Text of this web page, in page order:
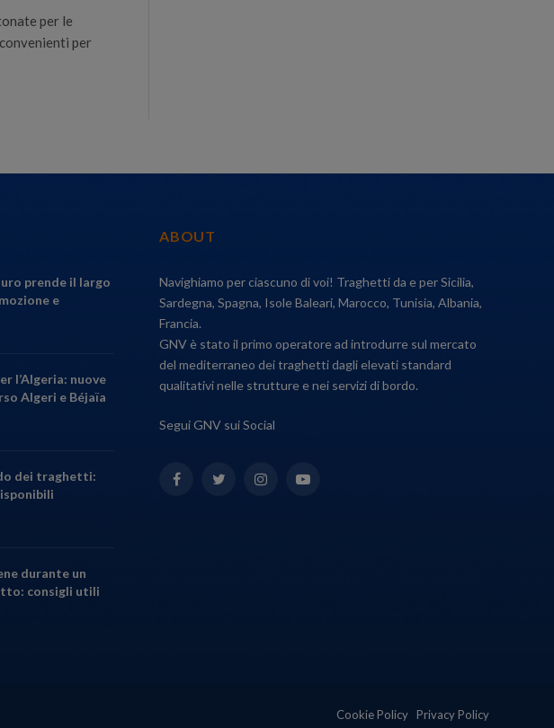
per le
per
prende il largo
e
l’Algeria: nuove
Algeri e Béjaïa
dei traghetti:
durante un
consigli utili
ABOUT
Navighiamo per ciascuno di voi! Traghetti da e per Sicilia,
Sardegna, Spagna, Isole Baleari, Marocco, Tunisia, Albania,
Francia.
GNV è stato il primo operatore ad introdurre sul mercato
del mediterraneo dei traghetti dagli elevati standard
qualitativi nelle strutture e nei servizi di bordo.
Segui GNV sui Social
FacebookTwitterInstagramYouTube
Cookie Policy Privacy Policy